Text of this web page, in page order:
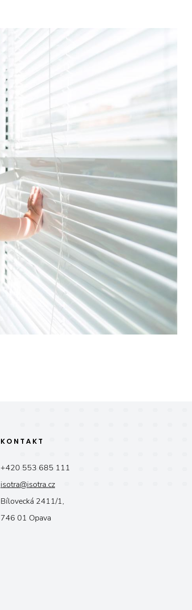
KONTAKT
+420 553 685 111
isotra@isotra.cz
Bílovecká 2411/1,
746 01 Opava